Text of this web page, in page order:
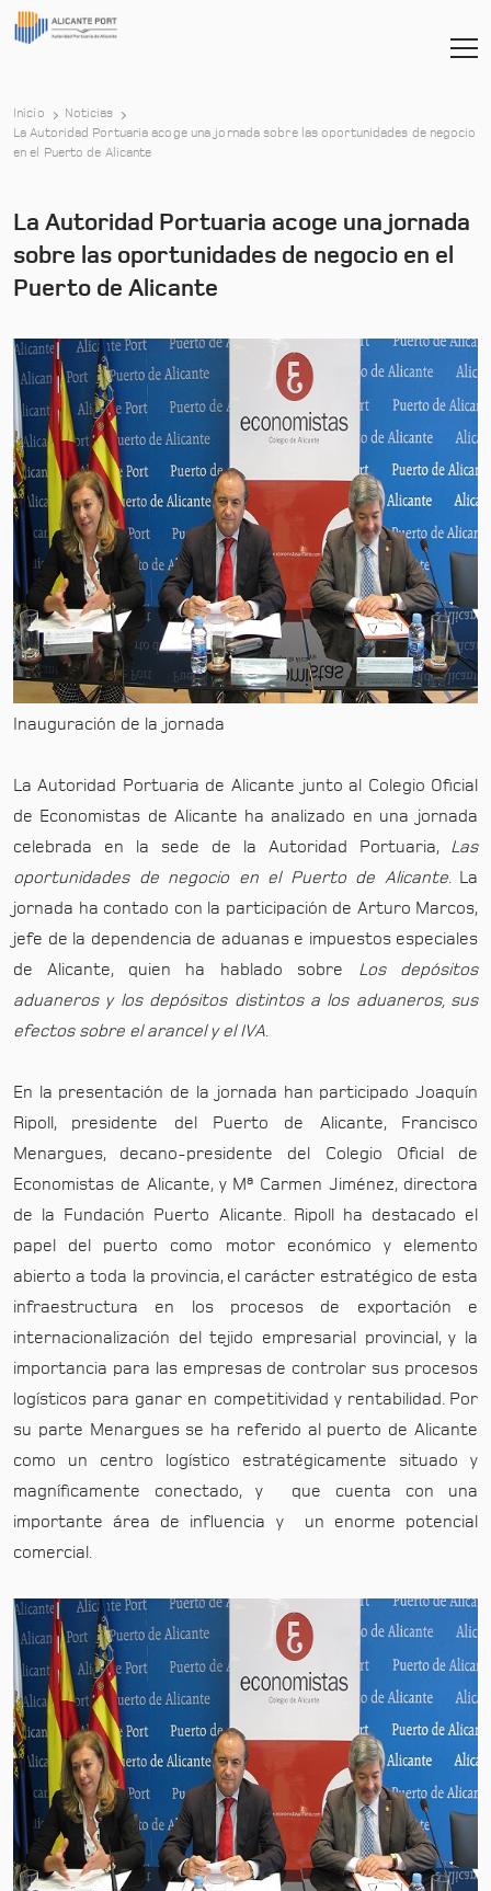
Inicio
Noticias
La Autoridad Portuaria acoge una jornada sobre las oportunidades de negocio
en el Puerto de Alicante
-
La Autoridad Portuaria acoge una jornada
sobre las oportunidades de negocio en el
Puerto de Alicante
Inauguración de la jornada
La Autoridad Portuaria de Alicante junto al Colegio Oficial
de Economistas de Alicante ha analizado en una jornada
celebrada en la sede de la Autoridad Portuaria, Las
oportunidades de negocio en el Puerto de Alicante. La
jornada ha contado con la participación de Arturo Marcos,
jefe de la dependencia de aduanas e impuestos especiales
de Alicante, quien ha hablado sobre Los depósitos
aduaneros y los depósitos distintos a los aduaneros, sus
efectos sobre el arancel y el IVA
En la presentación de la jornada han participado Joaquín
Ripoll, presidente del Puerto de Alicante, Francisco
Menargues, decano-presidente del Colegio Oficial de
Economistas de Alicante, y Mª Carmen Jiménez, directora
de la Fundación Puerto Alicante. Ripoll ha destacado el
papel del puerto como motor económico y elemento
abierto a toda la provincia, el carácter estratégico de esta
infraestructura en los procesos de exportación e
internacionalización del tejido empresarial provincial, y la
importancia para las empresas de controlar sus procesos
logísticos para ganar en competitividad y rentabilidad. Por
su parte Menargues se ha referido al puerto de Alicante
como un centro logístico estratégicamente situado y
magníficamente conectado, y que cuenta con una
importante área de influencia y un enorme potencial
comercial.